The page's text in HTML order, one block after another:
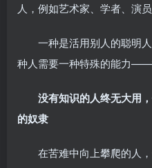
人，例如艺术家、学者、演员
一种是活用别人的聪明
种人需要一种特殊的能力——
没有知识的人终无大用
的奴隶
在苦难中向上攀爬的人